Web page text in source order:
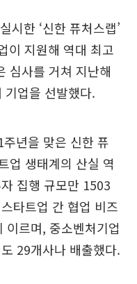
시한 ‘신한 퓨처스랩’
이 지원해 역대 최고
심사를 거쳐 지난해
업을 선발했다.
년을 맞은 신한 퓨
업 생태계의 산실 역
집행 규모만 1503
타트업 간 협업 비즈
르며, 중소벤처기업
29개사나 배출했다.